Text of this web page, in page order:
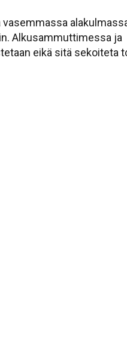
Alkusammuttimessa ja
eikä sitä sekoiteta